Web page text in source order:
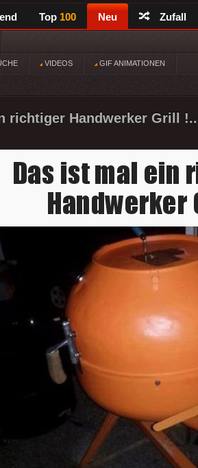
Top 100 Neu Zufall
VIDEOS GIF ANIMATIONEN
richtiger Handwerker Grill !..